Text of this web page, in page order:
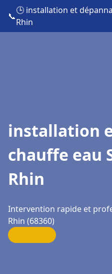
📞
🕒 installation et
Rhin
installation
chauffe eau
Rhin
Intervention rapide et
Rhin (68360)